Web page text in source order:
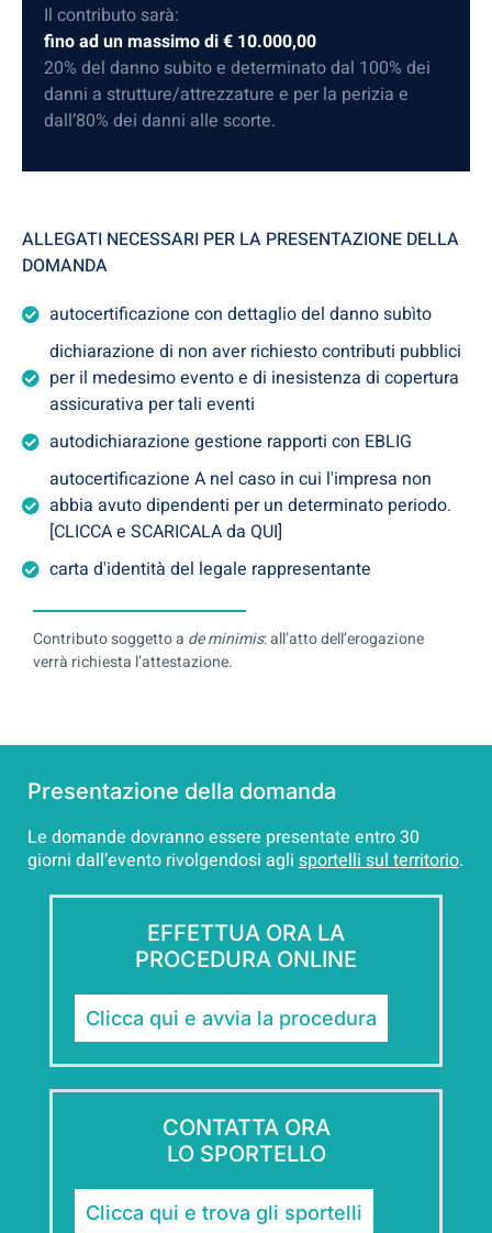
ALLEGATI NECESSARI PER LA PRESENTAZIONE DELLA
DOMANDA
autocertificazione con dettaglio del danno subìto
dichiarazione di non aver richiesto contributi pubblici
per il medesimo evento e di inesistenza di copertura
assicurativa per tali eventi
autodichiarazione gestione rapporti con EBLIG
autocertificazione A nel caso in cui l'impresa non
abbia avuto dipendenti per un determinato periodo.
[CLICCA e SCARICALA da QUI]
carta d'identità del legale rappresentante
Il contributo sarà:
fino ad un massimo di € 10.000,00
20% del danno subito e determinato dal 100% dei
danni a strutture/attrezzature e per la perizia e
dall’80% dei danni alle scorte.
Contributo soggetto a de minimis: all’atto dell’erogazione
verrà richiesta l’attestazione.
Presentazione della domanda
Le domande dovranno essere presentate entro 30
giorni dall’evento rivolgendosi agli sportelli sul territorio.
EFFETTUA ORA LA
PROCEDURA ONLINE
Clicca qui e avvia la procedura
CONTATTA ORA
LO SPORTELLO
Clicca qui e trova gli sportelli